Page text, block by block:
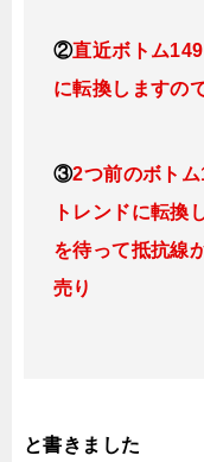
②直近ボトム
に転換しますの
③2つ前のボト
トレンドに転換
を待って抵抗線
売り
と書きました